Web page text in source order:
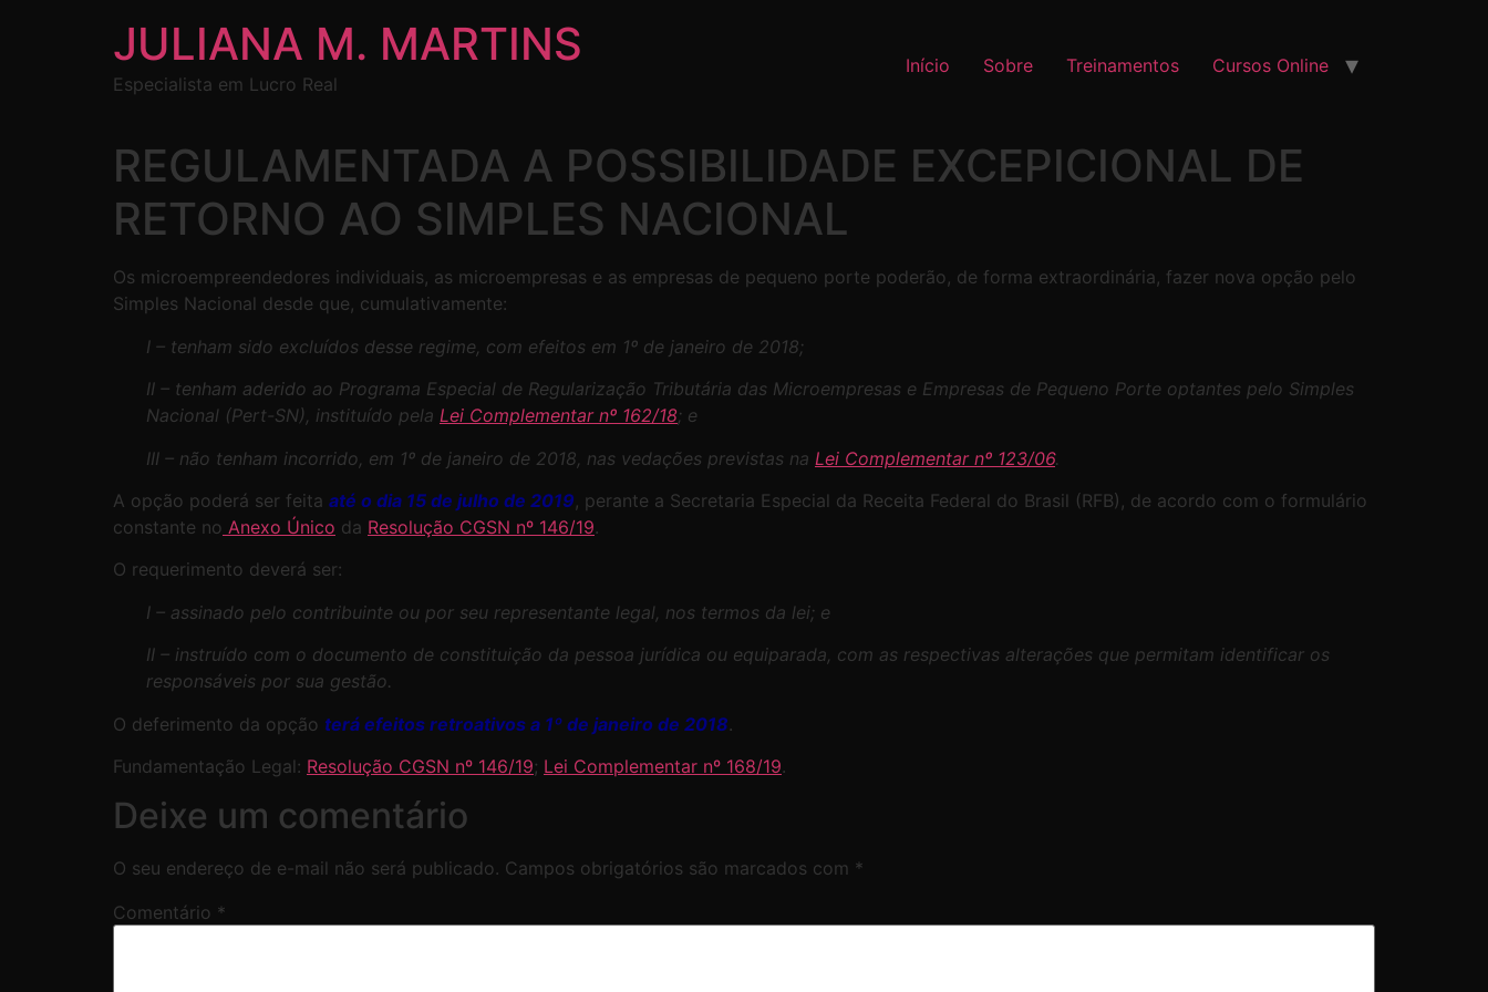
JULIANA M. MARTINS
Especialista em Lucro Real
Início Sobre Treinamentos Cursos Online
REGULAMENTADA A POSSIBILIDADE EXCEPICIONAL DE
RETORNO AO SIMPLES NACIONAL
Os microempreendedores individuais, as microempresas e as empresas de pequeno porte poderão, de forma extraordinária, fazer nova opção pelo
Simples Nacional desde que, cumulativamente:
I – tenham sido excluídos desse regime, com efeitos em 1º de janeiro de 2018;
II – tenham aderido ao Programa Especial de Regularização Tributária das Microempresas e Empresas de Pequeno Porte optantes pelo Simples
Nacional (Pert-SN), instituído pela Lei Complementar nº 162/18; e
III – não tenham incorrido, em 1º de janeiro de 2018, nas vedações previstas na Lei Complementar nº 123/06.
A opção poderá ser feita até o dia 15 de julho de 2019 , perante a Secretaria Especial da Receita Federal do Brasil (RFB), de acordo com o formulário
constante no Anexo Único da Resolução CGSN nº 146/19.
O requerimento deverá ser:
I – assinado pelo contribuinte ou por seu representante legal, nos termos da lei; e
II – instruído com o documento de constituição da pessoa jurídica ou equiparada, com as respectivas alterações que permitam identificar os
responsáveis por sua gestão.
O deferimento da opção terá efeitos retroativos a 1º de janeiro de 2018.
Fundamentação Legal: Resolução CGSN nº 146/19; Lei Complementar nº 168/19.
Deixe um comentário
O seu endereço de e-mail não será publicado. Campos obrigatórios são marcados com *
Comentário *